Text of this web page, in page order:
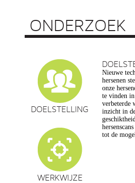
ONDERZOEK
DOELSTELLING
WERKWIJZE
Nieuwe
hersenen
onze
te vinden
verbeterde
inzicht in
tot de
vragen op,
privacy,
en
een extra
de